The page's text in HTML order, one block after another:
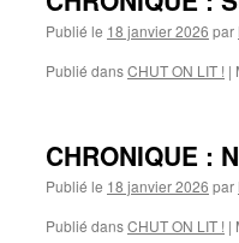
Publié le 18 janvier 2026 par
Publié dansCHUT ON LIT ! |
CHRONIQUE :
Publié le 18 janvier 2026 par
Publié dansCHUT ON LIT ! |